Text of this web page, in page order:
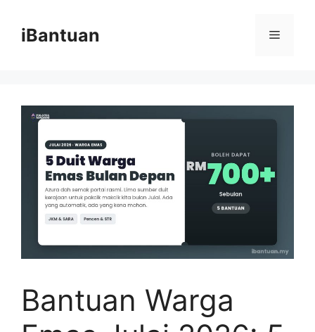
contentiBantuan Menu
Bantuan Warga